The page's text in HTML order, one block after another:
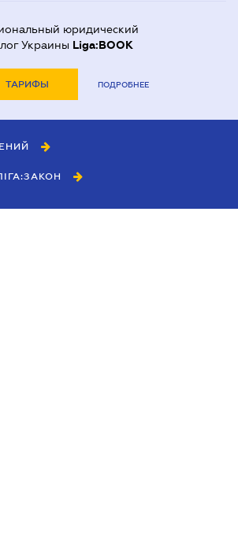
юридический
Украины Liga:BOOK
ТАРИФЫ ПОДРОБНЕЕ